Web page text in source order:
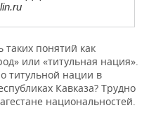
таких понятий как
или «титульная нация».
титульной нации в
Кавказа? Трудно
национальностей.